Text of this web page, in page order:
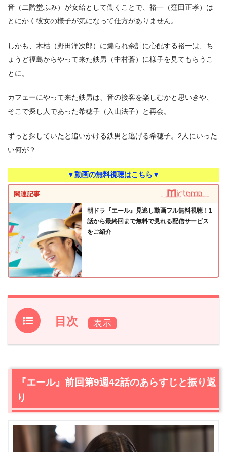
音（二階堂ふみ）が女給として働くことで、裕一（窪田正孝）は
とにかく彼女の様子が気になって仕方がありません。
しかも、木枯（野田洋次郎）に煽られ余計に心配する裕一は、ち
ょうど福島からやって来た鉄男（中村蒼）に様子を見てもらうこ
とに。
カフェーにやって来た鉄男は、音の接客を楽しむかと思いきや、
そこで探し人であった希穂子（入山法子）と再会。
ずっと探していたと追いかける鉄男と逃げる希穂子。2人にいった
い何が？
▼動画の無料視聴はこちら▼
関連記事
朝ドラ『エール』見逃し動画フル無料視聴！1
話から最終回まで無料で見れる配信サービス
をご紹介
目次
1.『エール』前回第9週42話のあらすじと振り返り
2.1
木枯（野田洋次郎）が音（二階堂ふみ）の様子を報告す
2.3
村蒼）。希穂子（入山法子）との再会に取り乱す
『エール』第9週43話まとめ
『エール』前回第9週42話のあらすじと振り返
り